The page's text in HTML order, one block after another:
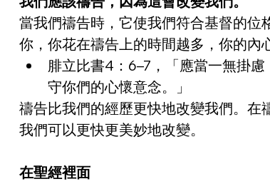
當我們禱告時，它使我們符合基督的
你，你花在禱告上的時間越多，你的內
腓立比書4：6–7，「應當一無掛
守你們的心懷意念。」
禱告比我們的經歷更快地改變我們。在
我們可以更快更美妙地改變。
在聖經裡面